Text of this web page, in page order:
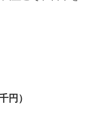
円）